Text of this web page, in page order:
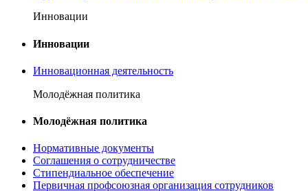
Инновации
Инновации
Инновационная деятельность
Молодёжная политика
Молодёжная политика
Нормативные документы
Соглашения о сотрудничестве
Стипендиальное обеспечение
Первичная профсоюзная организация сотрудников